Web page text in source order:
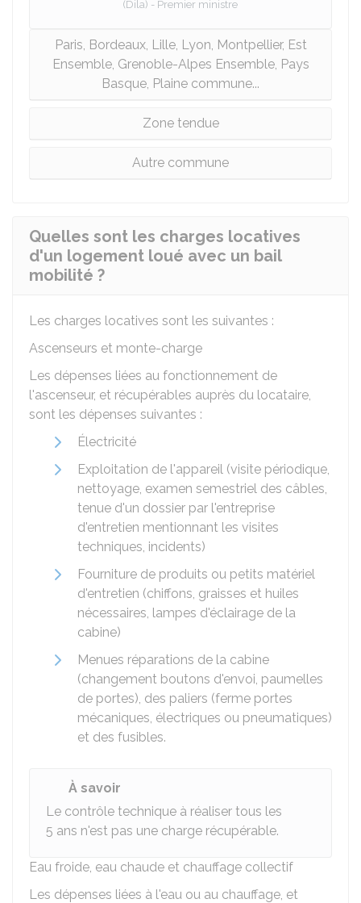
(Dila) - Premier ministre
Paris, Bordeaux, Lille, Lyon, Montpellier, Est
Ensemble, Grenoble-Alpes Ensemble, Pays
Basque, Plaine commune...
Zone tendue
Autre commune
Quelles sont les charges locatives
d'un logement loué avec un bail
mobilité ?
Les charges locatives sont les suivantes :
Ascenseurs et monte-charge
Les dépenses liées au fonctionnement de
l'ascenseur, et récupérables auprès du locataire,
sont les dépenses suivantes :
Électricité
Exploitation de l'appareil (visite périodique,
nettoyage, examen semestriel des câbles,
tenue d'un dossier par l'entreprise
d'entretien mentionnant les visites
techniques, incidents)
Fourniture de produits ou petits matériel
d'entretien (chiffons, graisses et huiles
nécessaires, lampes d'éclairage de la
cabine)
Menues réparations de la cabine
(changement boutons d'envoi, paumelles
de portes), des paliers (ferme portes
mécaniques, électriques ou pneumatiques)
et des fusibles.
À savoir
Le contrôle technique à réaliser tous les
5 ans n'est pas une charge récupérable.
Eau froide, eau chaude et chauffage collectif
Les dépenses liées à l'eau ou au chauffage, et